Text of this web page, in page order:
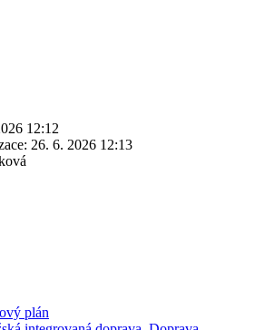
12:12
26. 6. 2026 12:13
plán